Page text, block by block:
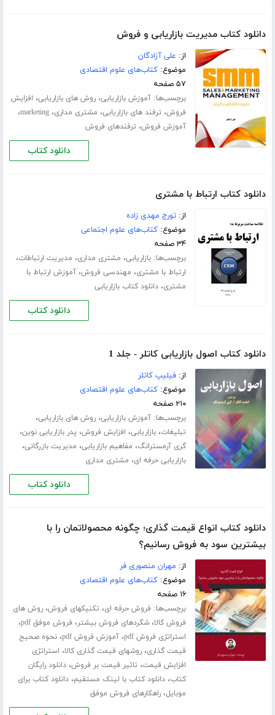
دانلود کتاب مدیریت بازاریابی و فروش
از: علی آزادگان
موضوع:کتاب‌های علوم اقتصادی
۵۷ صفحه
برچسب‌ها:آموزش بازاریابی،روش های بازاریابی، افزایش
فروش، ترفند های بازاریابی، مشتری مداری،marketing،
آموزش فروش، ترفندهای فروش
دانلود کتاب
دانلود کتاب ارتباط با مشتری‎
از:تورج مهدی زاده
موضوع:کتاب‌های علوم اجتماعی
۳۴ صفحه
برچسب‌ها:بازاریابی، مشتری مداری، مدیریت ارتباطات،
ارتباط با مشتری، مهندسی فروش،آموزش ارتباط با
مشتری،دانلود کتاب بازاریابی
دانلود کتاب
دانلود کتاب اصول بازاریابی کاتلر - جلد 1
از:فیلیپ کاتلر
موضوع:کتاب‌های علوم اقتصادی
۲۱۰ صفحه
برچسب‌ها:آموزش بازاریابی،روش های بازاریابی،
تبلیغات،بازاریابی، افزایش فروش، پدر بازاریابی نوین،
گری آرمسترانگ، مفاهیم بازاریابی، مدیریت بازرگانی،
بازاریابی حرفه ای، مشتری مداری
دانلود کتاب
دانلود کتاب انواع قیمت گذاری؛ چگونه محصولاتمان را با
بیشترین سود به فروش رسانیم؟
از: مهران منصوری فر
موضوع:کتاب‌های علوم اقتصادی
۱۶ صفحه
برچسب‌ها: فروش حرفه ای، تکنیکهای فروش،روش های
فروش کالا،شگردهای فروش بیشتر، فروش موفق pdf ،
استراتژی فروش pdf ،آموزش فروش pdf ،نحوه صحیح
قیمت گذاری،روشهای قیمت گذاری کالا، استراتژی
افزایش قیمت، تاثیر قیمت بر فروش،دانلود رایگان
کتاب،دانلود کتاب با لینک مستقیم،دانلود کتاب برای
موبایل،راهکارهای فروش موفق